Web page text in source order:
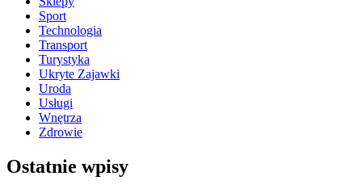
Sport
Technologia
Transport
Turystyka
Ukryte Zajawki
Uroda
Usługi
Wnętrza
Zdrowie
Ostatnie wpisy